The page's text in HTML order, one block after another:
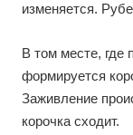
изменяется.
В том месте, где
формируется
Заживление
корочка сходит.